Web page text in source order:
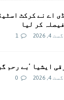
اے نے کرکٹ
کر لیا
4, 2026
1
ایشیا ‘بے رحم
4, 2026
0